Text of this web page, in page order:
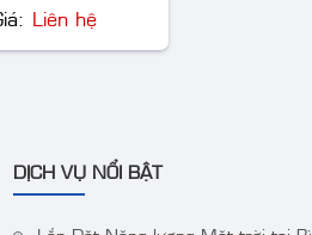
Liên hệ
DỊCH VỤ NỔI BẬT